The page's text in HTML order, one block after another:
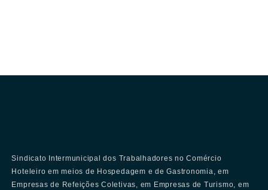
Sindicato Intermunicipal dos Trabalhadores no Comércio
Hoteleiro em meios de Hospedagem e de Gastronomia, em
Empresas de Refeições Coletivas, em Empresas de Turismo, em